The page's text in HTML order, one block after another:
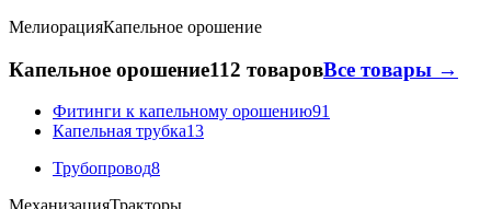
МелиорацияКапельное орошение
Капельное орошение112 товаровВсе товары →
Фитинги к капельному орошению91
Капельная трубка13
Трубопровод8